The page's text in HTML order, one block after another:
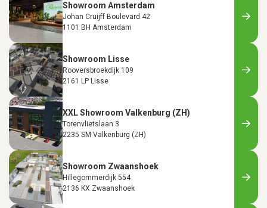
Showroom Amsterdam
Johan Cruijff Boulevard 42
1101 BH Amsterdam
Showroom Lisse
Rooversbroekdijk 109
2161 LP Lisse
XXL Showroom Valkenburg (ZH)
Torenvlietslaan 3
2235 SM Valkenburg (ZH)
Showroom Zwaanshoek
Hillegommerdijk 554
2136 KX Zwaanshoek